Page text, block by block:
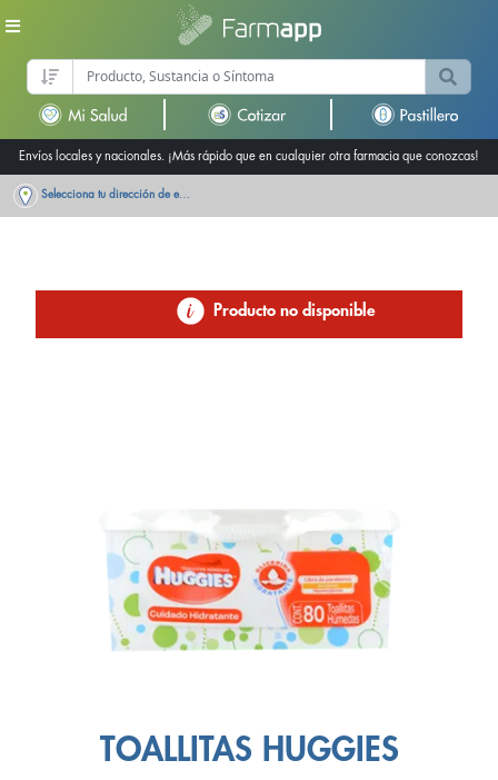
Envíos locales y nacionales. ¡Más rápido que en cualquier otra farmacia que conozcas!
Selecciona tu dirección de entrega
Producto no disponible
TOALLITAS HUGGIES